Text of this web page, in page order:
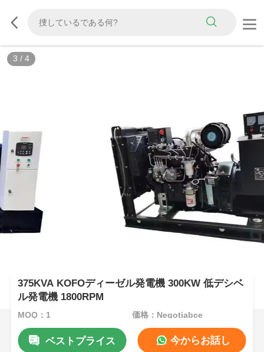
3 / 4
375KVA KOFOディーゼル発電機 300KW 低デシベ
ル発電機 1800RPM
MOQ：1 価格：Negotiabce
ベストプライス 今からお話し